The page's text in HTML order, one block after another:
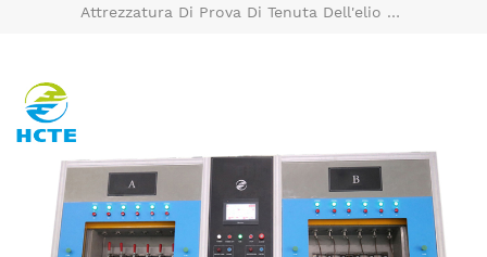
Attrezzatura Di Prova Di Tenuta Dell'elio Di Tenuta All'aria Per Il Filtro Di Secchezza Del Condizionatore D'aria Automatico